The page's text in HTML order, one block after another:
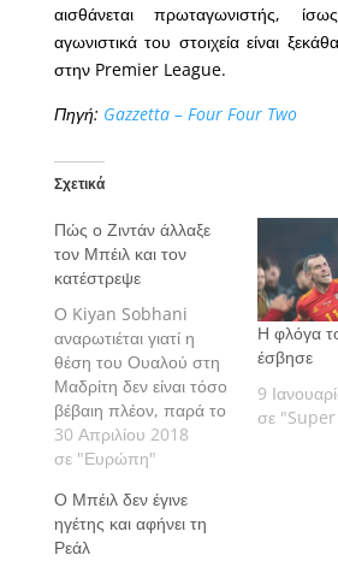
αισθάνεται πρωταγωνιστής,
αγωνιστικά του στοιχεία είναι
στην Premier League.
Πηγή: Gazzetta – Four Four Two
Σχετικά
Πώς ο Ζιντάν άλλαξε
τον Μπέιλ και τον
κατέστρεψε
Ο Kiyan Sobhani
αναρωτιέται γιατί η
θέση του Ουαλού στη
Μαδρίτη δεν είναι τόσο
βέβαιη πλέον, παρά το
γεγονός ότι είναι ο 2ος
καλύτερος σκόρερ της
30 Απριλίου 2018
σε "Ευρώπη"
Η φλόγα
έσβησε
9
σε
Ο Μπέιλ δεν έγινε
ηγέτης και αφήνει τη
Ρεάλ